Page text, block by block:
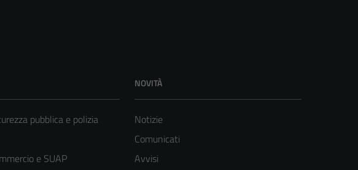
pubblica e polizia
e SUAP
NOVITÀ
Notizie
Comunicati
Avvisi